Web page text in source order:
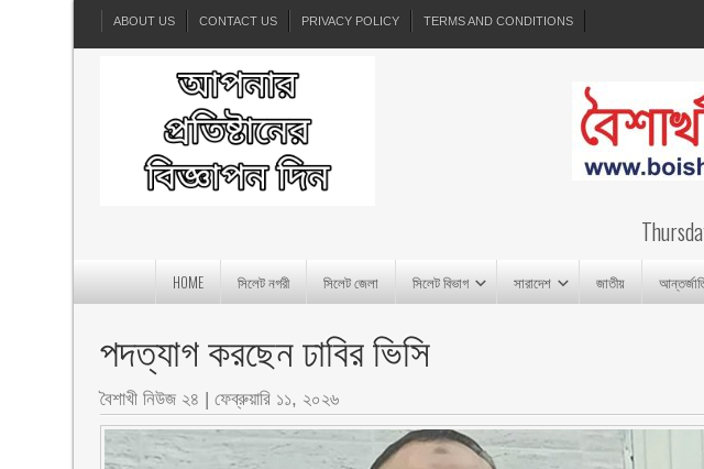
ABOUT US CONTACT US PRIVACY POLICY TERMS AND CONDITIONS
HOME সিলেট নগরী সিলেট জেলা সিলেট বিভাগ সারাদেশ জাতীয়
পদত্যাগ করছেন ঢাবির ভিসি
বৈশাখী নিউজ ২৪ |ফেব্রুয়ারি ১১, ২০২৬